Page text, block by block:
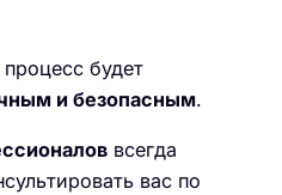
будет
и безопасным.
всегда
вас по